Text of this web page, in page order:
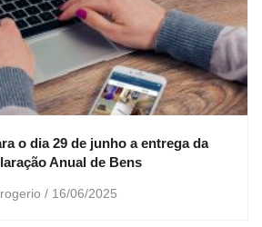
o dia 29 de junho a entrega da
Anual de Bens
rogerio 16/06/2025